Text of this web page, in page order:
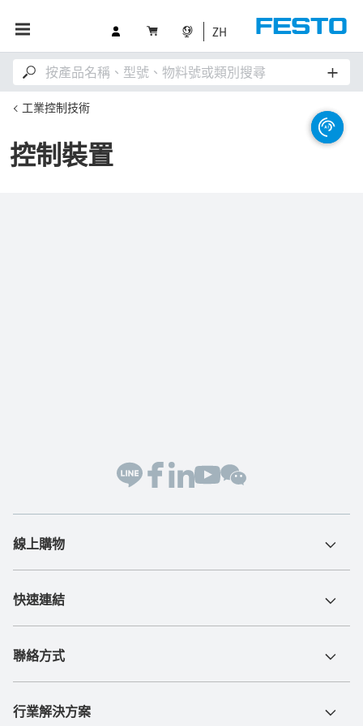
ZH
工業控制技術
控制裝置
線上購物
快速連結
聯絡方式
行業解決方案